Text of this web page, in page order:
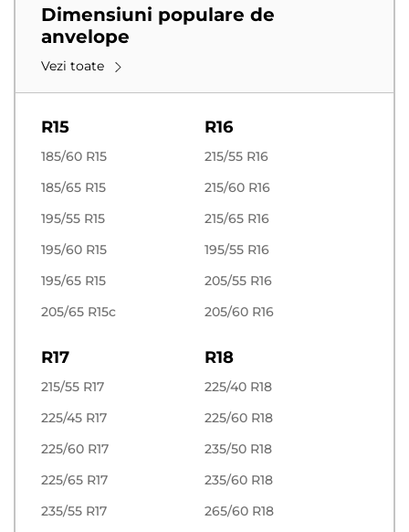
Dimensiuni populare de
anvelope
Vezi toate
R15
185/60 R15
185/65 R15
195/55 R15
195/60 R15
195/65 R15
205/65 R15c
R16
215/55 R16
215/60 R16
215/65 R16
195/55 R16
205/55 R16
205/60 R16
R17
215/55 R17
225/45 R17
225/60 R17
225/65 R17
235/55 R17
R18
225/40 R18
225/60 R18
235/50 R18
235/60 R18
265/60 R18